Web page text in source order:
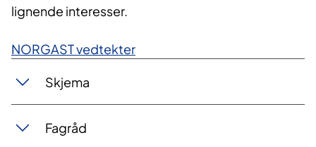
lignende interesser.
NORGAST vedtekter
​Skjema
​Fagråd